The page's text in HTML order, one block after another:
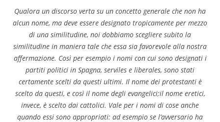
Qualora un discorso verta su un concetto generale che non ha
alcun nome, ma deve essere designato tropicamente per mezzo
di una similitudine, noi dobbiamo scegliere subito la
similitudine in maniera tale che essa sia favorevole alla nostra
affermazione. Così per esempio i nomi con cui sono designati i
partiti politici in Spagna, serviles e liberales, sono stati
certamente scelti da questi ultimi. Il nome dei protestanti è
scelto da questi, e così il nome degli evangelici;il nome eretici,
invece, è scelto dai cattolici. Vale per i nomi di cose anche
quando essi sono appropriati: ad esempio se l’avversario ha